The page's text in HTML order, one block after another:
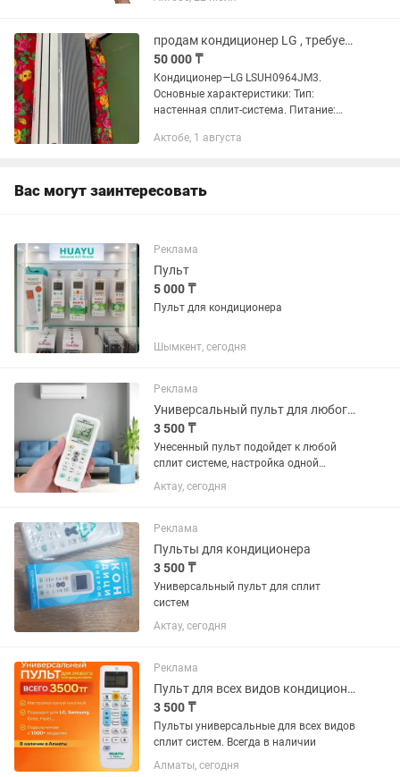
включает в себя все необходимые
управления...
продам кондиционер LG , требует заправки
50 000 ₸
Кондиционер—LG LSUH0964JM3.
Основные характеристики: Тип:
настенная сплит-система. Питание:
охлаждение — 9000 BTU/ч (≈ 2,64 кВт);
Актобе, 1 августа
Вас могут заинтересовать
Реклама
Пульт
5 000 ₸
Пульт для кондиционера
Шымкент, сегодня
Реклама
Универсальный пульт для любого кондиционера
3 500 ₸
Унесенный пульт подойдет к любой
сплит системе, настройка одной
кнопкой
Актау, сегодня
Реклама
Пульты для кондиционера
3 500 ₸
Универсальный пульт для сплит
систем
Актау, сегодня
Реклама
Пульт для всех видов кондиционера
3 500 ₸
Пульты универсальные для всех видов
сплит систем. Всегда в наличии
Алматы, сегодня